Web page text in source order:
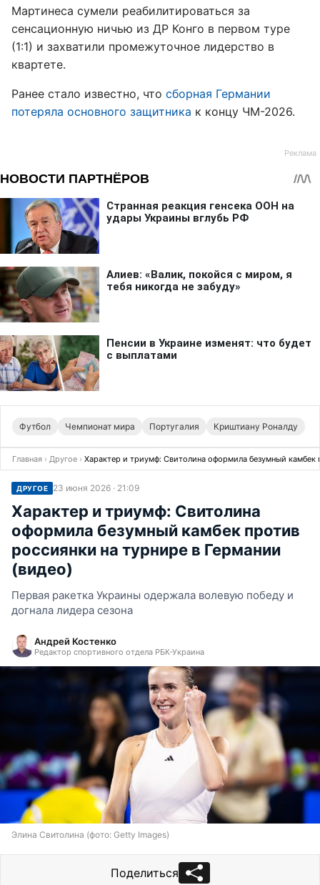
Мартинеса сумели реабилитироваться за
сенсационную ничью из ДР Конго в первом туре
(1:1) и захватили промежуточное лидерство в
квартете.
Ранее стало известно, что сборная Германии
потеряла основного защитника к концу ЧМ-2026.
Футбол Чемпионат мира Португалия Криштиану Роналду
Главная › Другое › Характер и триумф: Свитолина оформила безумный камбек
ДРУГОЕ 23 июня 2026 · 21:09
Характер и триумф: Свитолина
оформила безумный камбек против
россиянки на турнире в Германии
(видео)
Первая ракетка Украины одержала волевую победу и
догнала лидера сезона
Андрей Костенко
Редактор спортивного отдела РБК-Украина
Элина Свитолина (фото: Getty Images)
Поделиться